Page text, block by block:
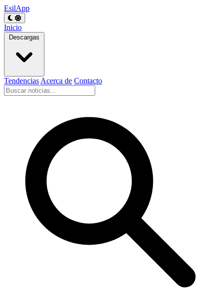
EsilApp
Inicio
Descargas
Tendencias Acerca de Contacto